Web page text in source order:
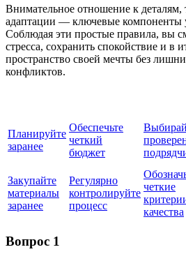
Внимательное отношение к деталям,
адаптации — ключевые компоненты
Соблюдая эти простые правила, вы
стресса, сохранить спокойствие и в
пространство своей мечты без
конфликтов.
Планируйте
заранее
Обеспечьте
четкий
бюджет
Закупайте
материалы
заранее
Регулярно
контролируйте
процесс
четкие
качества
Вопрос 1